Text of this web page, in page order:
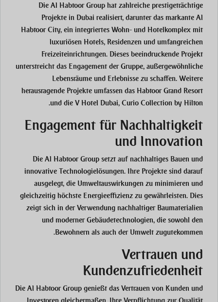
Die Al Habtoor Group hat zahlreiche prestigeträchtige
Projekte in Dubai realisiert, darunter das markante Al
Habtoor City, ein integriertes Wohn- und Hotelkomplex mit
luxuriösen Hotels, Residenzen und umfangreichen
Freizeiteinrichtungen. Dieses beeindruckende Projekt
unterstreicht das Engagement der Gruppe, außergewöhnliche
Lebensräume und Erlebnisse zu schaffen. Weitere
herausragende Projekte umfassen das Habtoor Grand Resort
und die V Hotel Dubai, Curio Collection by Hilton.
Engagement für Nachhaltigkeit
und Innovation
Die Al Habtoor Group setzt auf nachhaltiges Bauen und
innovative Technologielösungen. Ihre Projekte sind darauf
ausgelegt, die Umweltauswirkungen zu minimieren und
gleichzeitig höchste Energieeffizienz zu gewährleisten. Dies
zeigt sich in der Verwendung nachhaltiger Baumaterialien
und moderner Gebäudetechnologien, die sowohl den
Bewohnern als auch der Umwelt zugutekommen.
Vertrauen und
Kundenzufriedenheit
Die Al Habtoor Group genießt das Vertrauen von Kunden und